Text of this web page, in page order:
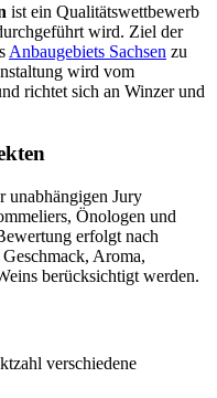
ist ein Qualitätswettbewerb
wird. Ziel der
Anbaugebiets Sachsen zu
wird vom
richtet sich an Winzer und
unabhängigen Jury
Önologen und
erfolgt nach
Aroma,
berücksichtigt werden.
verschiedene